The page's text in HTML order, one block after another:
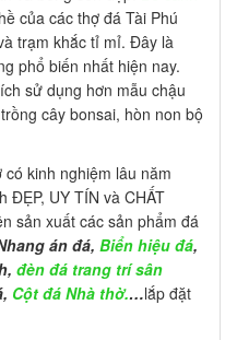
của các thợ đá Tài Phú
trạm khắc tỉ mỉ. Đây là
phổ biến nhất hiện nay.
sử dụng hơn mẫu chậu
cây bonsai, hòn non bộ
kinh nghiệm lâu năm
ĐẸP, UY TÍN và CHẤT
sản xuất các sản phẩm đá
án đá, Biển hiệu đá,
đèn đá trang trí sân
Cột đá Nhà thờ.…lắp đặt